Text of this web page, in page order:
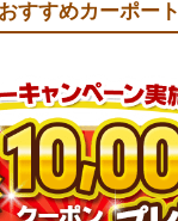
すすめカーポート